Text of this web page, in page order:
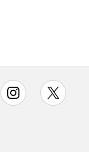
instagram